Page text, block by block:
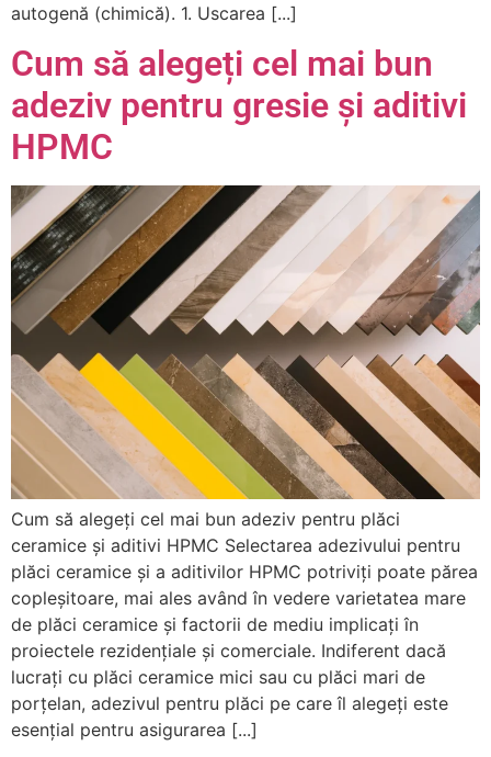
autogenă (chimică). 1. Uscarea [...]
Cum să alegeți cel mai bun
adeziv pentru gresie și aditivi
HPMC
Cum să alegeți cel mai bun adeziv pentru plăci
ceramice și aditivi HPMC Selectarea adezivului pentru
plăci ceramice și a aditivilor HPMC potriviți poate părea
copleșitoare, mai ales având în vedere varietatea mare
de plăci ceramice și factorii de mediu implicați în
proiectele rezidențiale și comerciale. Indiferent dacă
lucrați cu plăci ceramice mici sau cu plăci mari de
porțelan, adezivul pentru plăci pe care îl alegeți este
esențial pentru asigurarea [...]